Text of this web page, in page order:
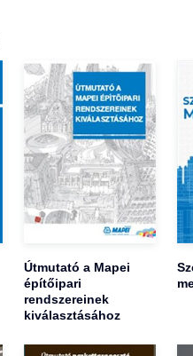
Útmutató a Mapei
építőipari
rendszereinek
kiválasztásához